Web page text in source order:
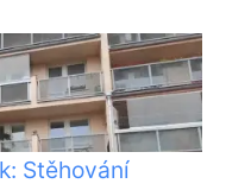
Stěhování